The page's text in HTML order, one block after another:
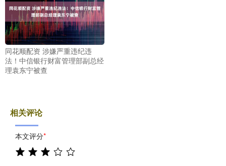
同花顺配资 涉嫌严重违纪违
法！中信银行财富管理部副总经
理袁东宁被查
相关评论
本文评分*